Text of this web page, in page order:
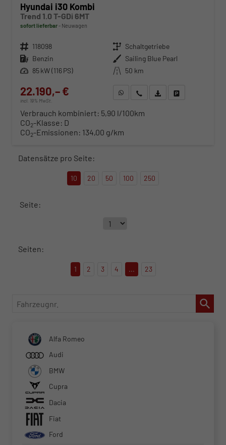
Hyundai i30 Kombi
Trend 1.0 T-GDi 6MT
sofort lieferbar Neuwagen
Fahrzeugnr. 118098 Getriebe Schaltgetriebe
Kraftstoff Benzin Außenfarbe Sailing Blue Pearl
Leistung 85 kW (116 PS) Kilometerstand 50 km
22.190,– €
incl. 19% MwSt.
WhatsApp anfragen
Wir rufen Sie anFahrzeugexposé (PDF)
Verbrauch kombiniert: 5,90 l/100km
CO2-Klasse: D
CO2-Emissionen: 134,00 g/km
Datensätze pro Seite:
10 20 50 100 250
Seite:
Seiten:
1 2 3 4 ... 23
Fahrzeugnr.
Alfa Romeo
Audi
BMW
Cupra
Dacia
Fiat
Ford